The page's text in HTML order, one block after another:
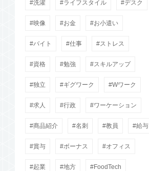
洗濯 ライフスタイル デスク
映像 お金 お小遣い
バイト 仕事 ストレス
資格 勉強 スキルアップ
独立 ギグワーク Wワーク
求人 行政 ワーケーション
商品紹介 名刺 教員 給与
賞与 ボーナス オフィス
起業 地方 FoodTech